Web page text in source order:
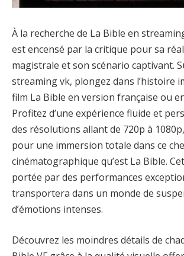
À la recherche de La Bible en
est encensé par la critique pour sa
magistrale et son scénario captivant.
streaming vk, plongez dans l’histoire
film La Bible en version française ou en
Profitez d’une expérience fluide et
des résolutions allant de 720p à
pour une immersion totale dans ce
cinématographique qu’est La Bible.
portée par des performances
transportera dans un monde de
d’émotions intenses.
Découvrez les moindres détails de